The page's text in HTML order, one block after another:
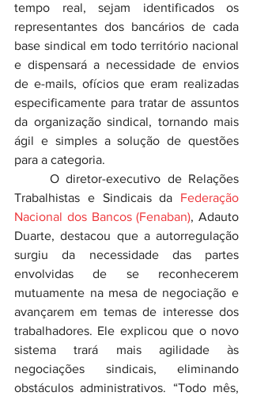
tempo real, sejam identificados os
representantes dos bancários de cada
base sindical em todo território nacional
e dispensará a necessidade de envios
de e-mails, ofícios que eram realizadas
especificamente para tratar de assuntos
da organização sindical, tornando mais
ágil e simples a solução de questões
para a categoria.
Trabalhistas e Sindicais da Federação
Nacional dos Bancos (Fenaban), Adauto
Duarte, destacou que a autorregulação
surgiu da necessidade das partes
envolvidas de se reconhecerem
mutuamente na mesa de negociação e
avançarem em temas de interesse dos
trabalhadores. Ele explicou que o novo
sistema trará mais agilidade às
negociações sindicais, eliminando
obstáculos administrativos. “Todo mês,